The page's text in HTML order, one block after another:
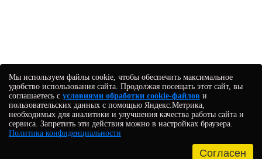
Мы используем файлы cookie, чтобы обеспечить максимальное
удобство использования сайта. Продолжая посещать этот сайт, вы
соглашаетесь с условиями обработки cookie-файлов и
пользовательских данных с помощью Яндекс.Метрика,
необходимых для аналитики и улучшения качества работы сайта и
сервиса. Запретить эти действия можно в настройках браузера.
Политика конфиденциальности
Согласен